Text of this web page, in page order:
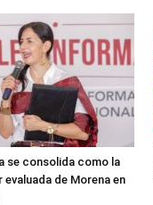
se consolida como la
evaluada de Morena en